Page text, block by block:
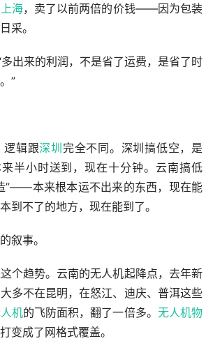
上海，卖了以前两倍的价钱——因为包装
采。
多出来的利润，不是省了运费，是省了时
”
逻辑跟深圳完全不同。深圳搞低空，是
半小时送到，现在十分钟。云南搞低
”——本来根本运不出来的东西，现在能
到不了的地方，现在能到了。
叙事。
个趋势。云南的无人机起降点，去年新
多不在昆明，在怒江、迪庆、普洱这些
机的飞防面积，翻了一倍多。 无人机物
变成了网格式覆盖。